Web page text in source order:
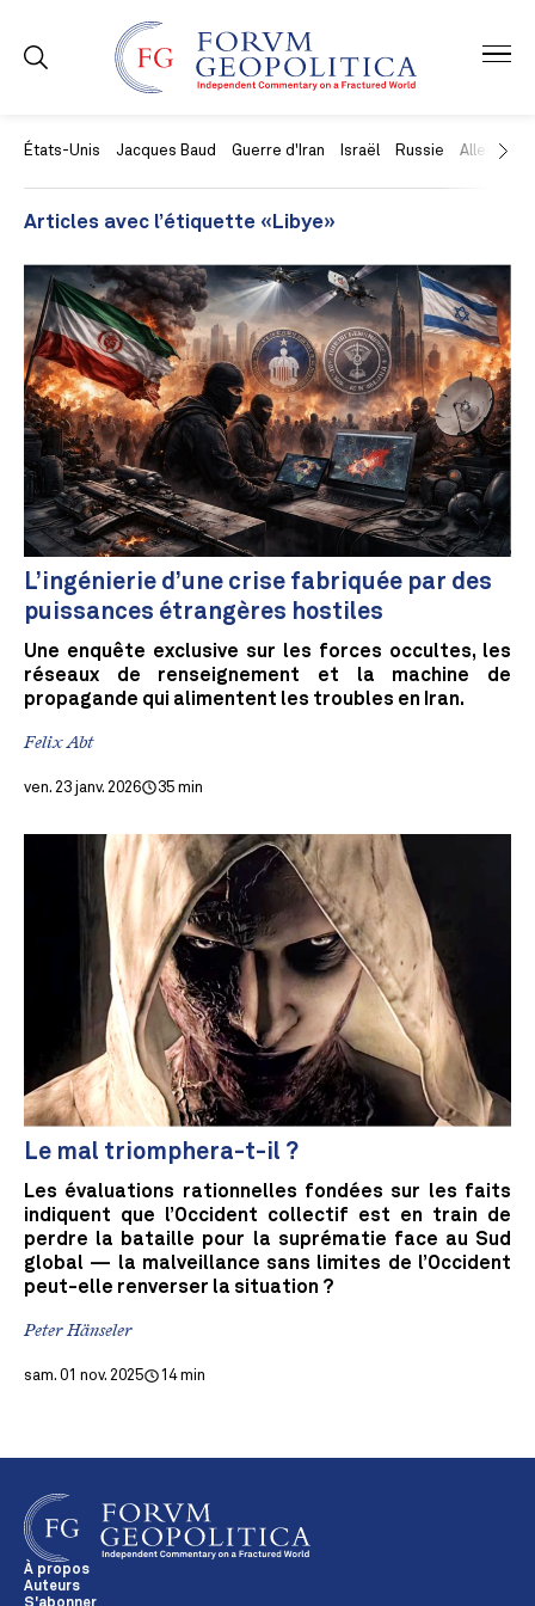
États-Unis Jacques Baud Guerre d'Iran Israël Russie Allemagne
Articles avec l’étiquette «Libye»
L’ingénierie d’une crise fabriquée par des
puissances étrangères hostiles
Une enquête exclusive sur les forces occultes, les
réseaux de renseignement et la machine de
propagande qui alimentent les troubles en Iran.
Felix Abt
ven. 23 janv. 2026 35 min
Le mal triomphera-t-il ?
Les évaluations rationnelles fondées sur les faits
indiquent que l’Occident collectif est en train de
perdre la bataille pour la suprématie face au Sud
global — la malveillance sans limites de l’Occident
peut-elle renverser la situation ?
Peter Hänseler
sam. 01 nov. 2025 14 min
À propos
Auteurs